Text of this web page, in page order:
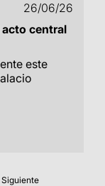
26/06/26
acto central
este
Siguiente